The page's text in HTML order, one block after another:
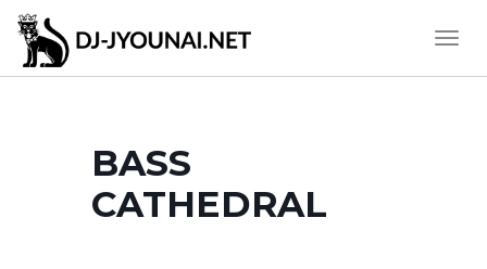
Toggle
BASS
CATHEDRAL